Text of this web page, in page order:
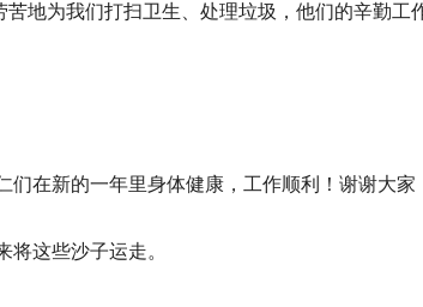
地为我们打扫卫生、处理垃圾，他们的辛勤工
在新的一年里身体健康，工作顺利！谢谢大家
这些沙子运走。